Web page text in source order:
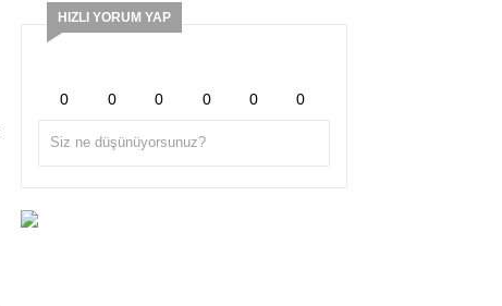
HIZLI YORUM YAP
0 0 0 0 0 0